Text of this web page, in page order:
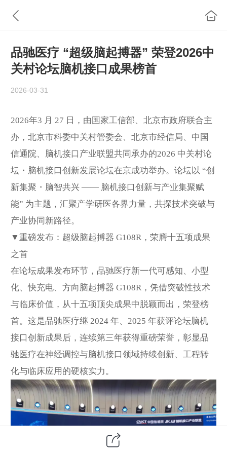
品驰医疗 “超级脑起搏器” 荣登2026中
关村论坛脑机接口成果榜首
2026-03-31
2026年3 月 27 日，由国家工信部、北京市政府联合主
办，北京市科委中关村管委会、北京市经信局、中国
信通院、脑机接口产业联盟共同承办的2026 中关村论
坛・脑机接口创新发展论坛在京成功举办。论坛以 “创
新集聚・脑智共兴 —— 脑机接口创新与产业集聚赋
能” 为主题，汇聚产学研医各界力量，共探技术突破与
产业协同新路径。
▼重磅发布：超级脑起搏器 G108R，荣膺十五项成果
之首
在论坛成果发布环节，品驰医疗新一代可感知、小型
化、快充电、方向脑起搏器 G108R，凭借突破性技术
与临床价值，从十五项顶尖成果中脱颖而出，荣登榜
首。这是品驰医疗继 2024 年、2025 年获评论坛脑机
接口创新成果后，连续第三年获得重磅荣誉，彰显品
驰医疗在神经调控与脑机接口领域持续创新、工程转
化与临床应用的硬核实力。